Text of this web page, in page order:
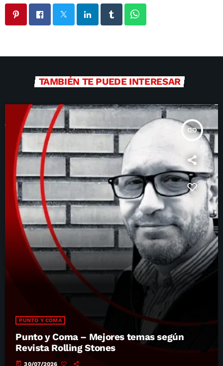
TAMBIÉN TE PUEDE INTERESAR
insert_link
PUNTO Y COMA
Punto y Coma – Mejores temas según
Revista Rolling Stones
today 30/07/2026